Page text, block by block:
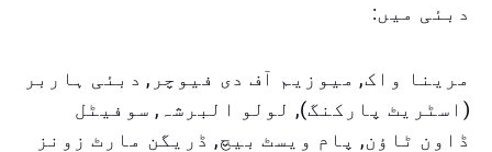
دبئی میں:
مرینا واک, میوزیم آف دی فیوچر, دبئی ہاربر
(اسٹریٹ پارکنگ), لولو البرشہ, سوفیٹل
ڈاون ٹاؤن, پام ویسٹ بیچ, ڈریگن مارٹ زونز